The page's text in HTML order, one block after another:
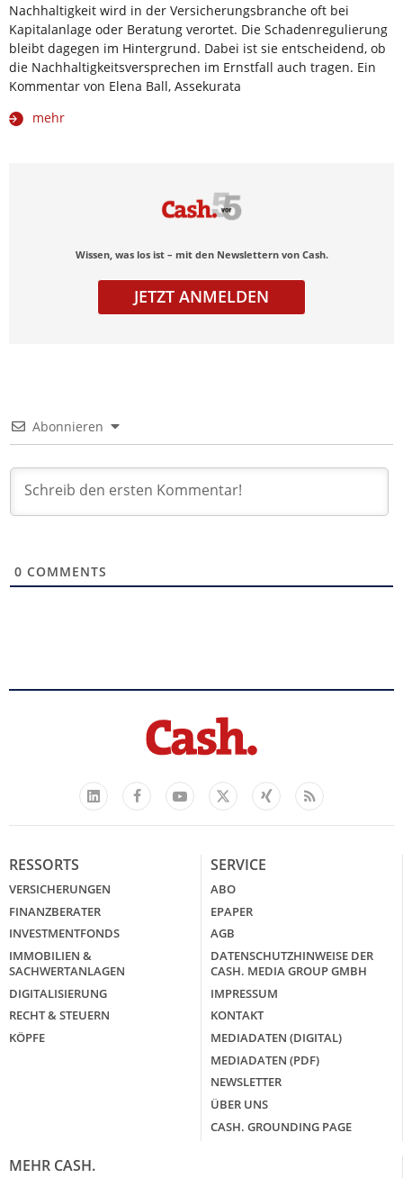
Nachhaltigkeit wird in der Versicherungsbranche oft bei
Kapitalanlage oder Beratung verortet. Die Schadenregulierung
bleibt dagegen im Hintergrund. Dabei ist sie entscheidend, ob
die Nachhaltigkeitsversprechen im Ernstfall auch tragen. Ein
Kommentar von Elena Ball, Assekurata
mehr
Wissen, was los ist – mit den Newslettern von Cash.
JETZT ANMELDEN
Abonnieren
0 COMMENTS
LinkedIn
FacebookYouTube
X
Xing Feed
RESSORTS
VERSICHERUNGEN
FINANZBERATER
INVESTMENTFONDS
IMMOBILIEN &
SACHWERTANLAGEN
DIGITALISIERUNG
RECHT & STEUERN
KÖPFE
SERVICE
ABO
EPAPER
AGB
DATENSCHUTZHINWEISE DER
CASH. MEDIA GROUP GMBH
IMPRESSUM
KONTAKT
MEDIADATEN (DIGITAL)
MEDIADATEN (PDF)
NEWSLETTER
ÜBER UNS
CASH. GROUNDING PAGE
MEHR CASH.